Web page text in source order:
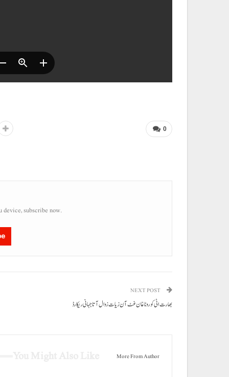
0
subscribe now.
NEXT POST
بھارت اٹی کورونا غان غٹ آن زیات زوال آتا جہانی ریکارڈ
More From Author